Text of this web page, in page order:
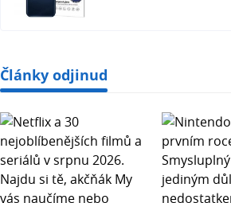
Články odjinud